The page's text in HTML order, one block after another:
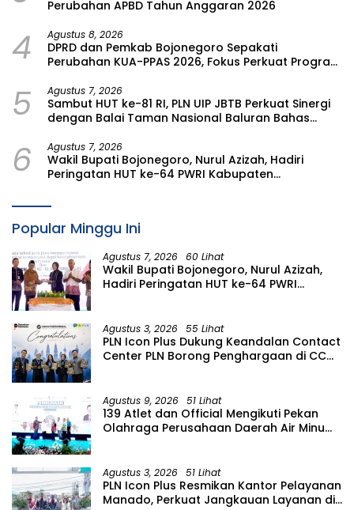
Perubahan APBD Tahun Anggaran 2026
4 Agustus 8, 2026
DPRD dan Pemkab Bojonegoro Sepakati
Perubahan KUA-PPAS 2026, Fokus Perkuat Program
5 Agustus 7, 2026
Sambut HUT ke-81 RI, PLN UIP JBTB Perkuat Sinergi
dengan Balai Taman Nasional Baluran Bahas
Watudodol/Kalipuro
6 Agustus 7, 2026
Wakil Bupati Bojonegoro, Nurul Azizah, Hadiri
Peringatan HUT ke-64 PWRI Kabupaten
Popular Minggu Ini
Agustus 7, 2026 60 Lihat
Wakil Bupati Bojonegoro, Nurul Azizah,
Hadiri Peringatan HUT ke-64 PWRI
Agustus 3, 2026 55 Lihat
PLN Icon Plus Dukung Keandalan Contact
Center PLN Borong Penghargaan di CCW
Agustus 9, 2026 51 Lihat
139 Atlet dan Official Mengikuti Pekan
Olahraga Perusahaan Daerah Air Minum
Agustus 3, 2026 51 Lihat
PLN Icon Plus Resmikan Kantor Pelayanan
Manado, Perkuat Jangkauan Layanan di